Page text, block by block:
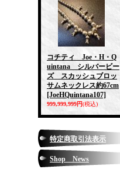
コチティ Joe・H・Q
uintana シルバービー
ズ スカッシュブロッ
サムネックレス約67cm
[JoeHQuintana107]
999,999,999円(税込)
特定商取引法表示
Shop News